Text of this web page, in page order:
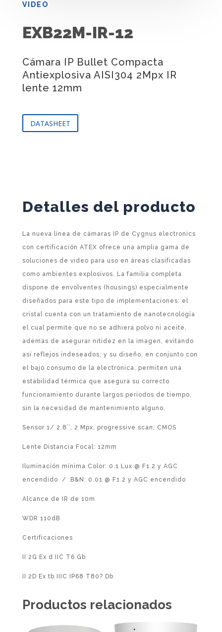
VIDEO
EXB22M-IR-12
Cámara IP Bullet Compacta
Antiexplosiva AISI304 2Mpx IR
lente 12mm
DATASHEET
Detalles del producto
La nueva línea de cámaras IP de Cygnus electronics
con certificación ATEX ofrece una amplia gama de
soluciones de video para uso en áreas clasificadas
como ambientes explosivos. La familia completa
dispone de envolventes (housings) especialmente
diseñados para este tipo de implementaciones: el
cristal cuenta con un tratamiento de nanotecnología
el cual permite que no se adhiera polvo ni aceite,
además de asegurar nitidez en la imagen, evitando
así reflejos indeseados; y su diseño, en conjunto con
el bajo consumo de la electrónica, permiten una
estabilidad térmica que asegura su correcto
funcionamiento durante largos períodos de tiempo,
sin la necesidad de mantenimiento alguno.
Sensor 1/ 2.8’’, 2 Mpx, progressive scan, CMOS
Lente Distancia Focal: 12mm
Iluminación mínima Color: 0.1 Lux @ F1.2 y AGC
encendido / B&N: 0.01 @ F1.2 y AGC encendido
Alcance de IR de 10m
WDR 110dB
Certificaciones
II 2G Ex d IIC T6 Gb
II 2D Ex tb IIIC IP68 T80? Db
Productos relacionados